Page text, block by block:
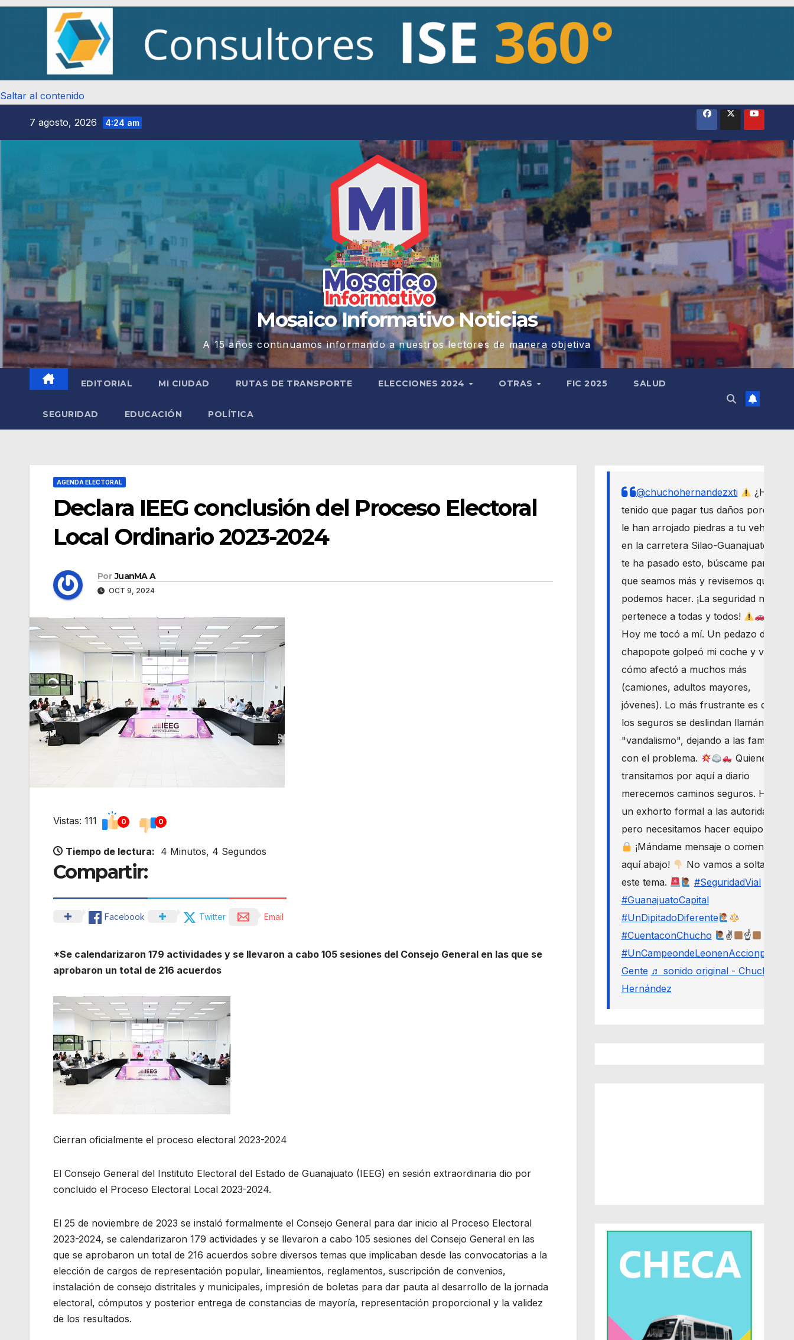
Saltar al contenido
7 agosto, 2026 4:24 am
Mosaico Informativo Noticias
A 15 años continuamos informando a nuestros lectores de manera objetiva
EDITORIAL MI CIUDAD RUTAS DE TRANSPORTE ELECCIONES 2024 OTRAS FIC 2025 SALUD
SEGURIDAD EDUCACIÓN POLÍTICA
AGENDA ELECTORAL
Declara IEEG conclusión del Proceso Electoral
Local Ordinario 2023-2024
Por JuanMA A
OCT 9, 2024
Vistas: 111 0 0
Tiempo de lectura: 4 Minutos, 4 Segundos
Compartir:
Facebook Twitter Email
*Se calendarizaron 179 actividades y se llevaron a cabo 105 sesiones del Consejo General en las que se
aprobaron un total de 216 acuerdos
Cierran oficialmente el proceso electoral 2023-2024
El Consejo General del Instituto Electoral del Estado de Guanajuato (IEEG) en sesión extraordinaria dio por
concluido el Proceso Electoral Local 2023-2024.
El 25 de noviembre de 2023 se instaló formalmente el Consejo General para dar inicio al Proceso Electoral
2023-2024, se calendarizaron 179 actividades y se llevaron a cabo 105 sesiones del Consejo General en las
que se aprobaron un total de 216 acuerdos sobre diversos temas que implicaban desde las convocatorias a la
elección de cargos de representación popular, lineamientos, reglamentos, suscripción de convenios,
instalación de consejo distritales y municipales, impresión de boletas para dar pauta al desarrollo de la jornada
electoral, cómputos y posterior entrega de constancias de mayoría, representación proporcional y la validez
de los resultados.
@chuchohernandezxti
¿Has
tenido que pagar tus daños porque
le han arrojado piedras a tu vehículo
en la carretera Silao-Guanajuato? Si
te ha pasado esto, búscame para
que seamos más y revisemos qué
podemos hacer. ¡La seguridad nos
pertenece a todas y todos!
Hoy me tocó a mí. Un pedazo de
chapopote golpeó mi coche y vi
cómo afectó a muchos más
(camiones, adultos mayores,
jóvenes). Lo más frustrante es que
los seguros se deslindan llamándolo
"vandalismo", dejando a las familias
con el problema.
Quienes
transitamos por aquí a diario
merecemos caminos seguros. Haré
un exhorto formal a las autoridades,
pero necesitamos hacer equipo.
¡Mándame mensaje o comenta
aquí abajo!
No vamos a soltar
este tema.
#SeguridadVial
#GuanajuatoCapital
#UnDipitadoDiferente
#CuentaconChucho
✌
☝
#UnCampeondeLeonenAccionporLa
Gente ♬ sonido original - Chucho
Hernández